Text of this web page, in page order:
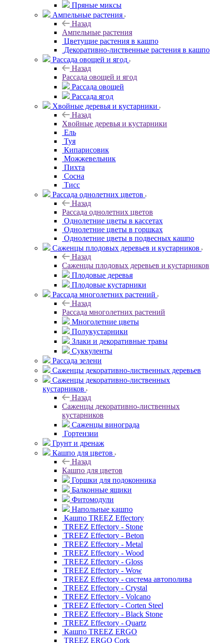
Пряные миксы
Ампельные растения
Назад
Ампельные растения
Цветущие растения в кашпо
Декоративно-лиственные растения в кашпо
Рассада овощей и ягод
Назад
Рассада овощей и ягод
Рассада овощей
Рассада ягод
Хвойные деревья и кустарники
Назад
Хвойные деревья и кустарники
Ель
Туя
Кипарисовик
Можжевельник
Пихта
Сосна
Тисc
Рассада однолетних цветов
Назад
Рассада однолетних цветов
Однолетние цветы в кассетах
Однолетние цветы в горшках
Однолетние цветы в подвесных кашпо
Саженцы плодовых деревьев и кустарников
Назад
Саженцы плодовых деревьев и кустарников
Плодовые деревья
Плодовые кустарники
Рассада многолетних растений
Назад
Рассада многолетних растений
Многолетние цветы
Полукустарники
Злаки и декоративные травы
Суккуленты
Рассада зелени
Саженцы декоративно-лиственных деревьев
Саженцы декоративно-лиственных
кустарников
Назад
Саженцы декоративно-лиственных
кустарников
Саженцы винограда
Гортензии
Грунт и дренаж
Кашпо для цветов
Назад
Кашпо для цветов
Горшки для подоконника
Балконные ящики
Фитомодули
Напольные кашпо
Кашпо TREEZ Effectory
TREEZ Effectory - Stone
TREEZ Effectory - Beton
TREEZ Effectory - Metal
TREEZ Effectory - Wood
TREEZ Effectory - Gloss
TREEZ Effectory - Wow
TREEZ Effectory - система автополива
TREEZ Effectory - Crystal
TREEZ Effectory - Volcano
TREEZ Effectory - Corten Steel
TREEZ Effectory - Black Stone
TREEZ Effectory - Quartz
Кашпо TREEZ ERGO
TREEZ ERGO Cork